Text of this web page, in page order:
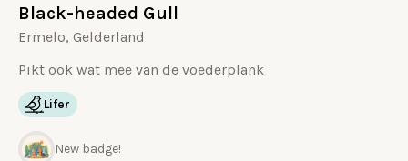
Black-headed Gull
Ermelo, Gelderland
Pikt ook wat mee van de voederplank
Lifer
New badge!